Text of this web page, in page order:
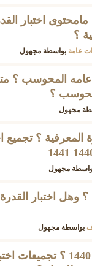
مامحتوى اختبار
؟
عامة بواسطة مجهول
؟
مجهول
؟ تجميع
مجهول
اختبار القدرة
بواسطة مجهول
اختبار القدرة المعرفية